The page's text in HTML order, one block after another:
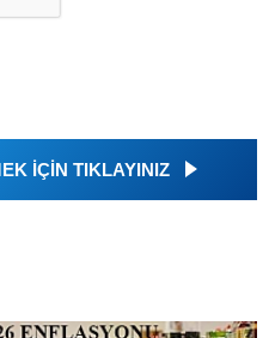
İÇİN TIKLAYINIZ